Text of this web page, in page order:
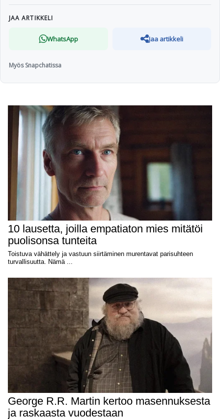
JAA ARTIKKELI
WhatsApp Jaa artikkeli
Myös Snapchatissa